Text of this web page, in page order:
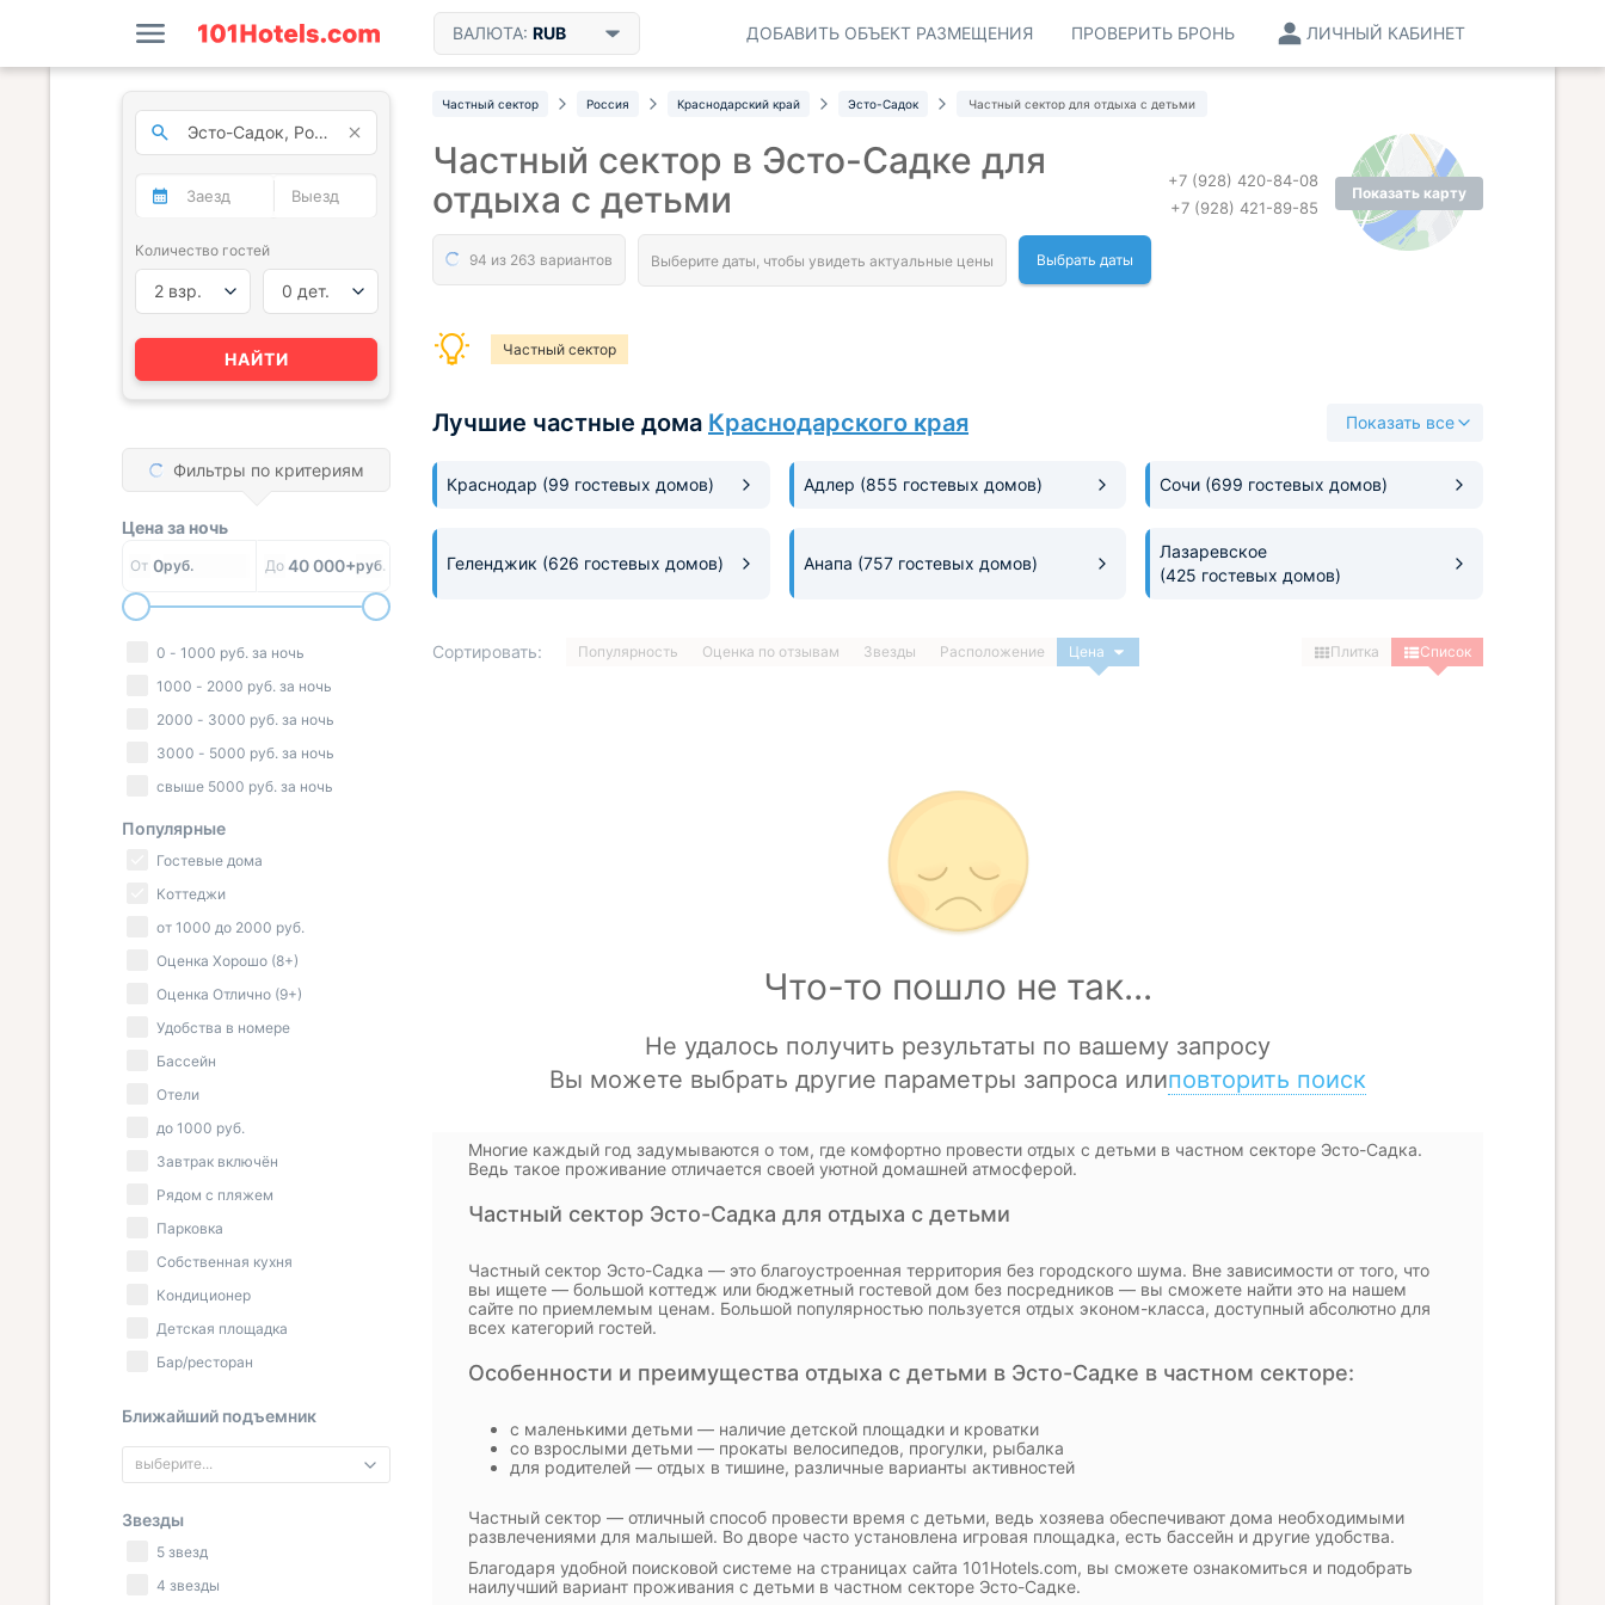
ВАЛЮТА: RUB ЛИЧНЫЙ КАБИНЕТ
ПРОВЕРИТЬ БРОНЬ
ДОБАВИТЬ ОБЪЕКТ РАЗМЕЩЕНИЯ
Частный сектор Россия Краснодарский край Эсто-Садок Частный сектор для отдыха с детьми
Показать карту
+7 (928) 420-84-08
+7 (928) 421-89-85
Частный сектор в Эсто-Садке для
отдыха с детьми
Выбрать даты
Частный сектор
Лучшие частные дома Краснодарского края Показать все
Краснодар (99 гостевых домов) Адлер (855 гостевых домов) Сочи (699 гостевых домов)
Геленджик (626 гостевых домов) Анапа (757 гостевых домов)
Лазаревское
(425 гостевых домов)
Сортировать: Популярность Оценка по отзывам Звезды Расположение Цена Плитка Список
Многие каждый год задумываются о том, где комфортно провести отдых с детьми в частном секторе Эсто-Садка.
Ведь такое проживание отличается своей уютной домашней атмосферой.
Частный сектор Эсто-Садка для отдыха с детьми
Частный сектор Эсто-Садка — это благоустроенная территория без городского шума. Вне зависимости от того, что
вы ищете — большой коттедж или бюджетный гостевой дом без посредников — вы сможете найти это на нашем
сайте по приемлемым ценам. Большой популярностью пользуется отдых эконом-класса, доступный абсолютно для
всех категорий гостей.
Особенности и преимущества отдыха с детьми в Эсто-Садке в частном секторе:
с маленькими детьми — наличие детской площадки и кроватки
со взрослыми детьми — прокаты велосипедов, прогулки, рыбалка
для родителей — отдых в тишине, различные варианты активностей
Частный сектор — отличный способ провести время с детьми, ведь хозяева обеспечивают дома необходимыми
развлечениями для малышей. Во дворе часто установлена игровая площадка, есть бассейн и другие удобства.
Благодаря удобной поисковой системе на страницах сайта 101Hotels.com, вы сможете ознакомиться и подобрать
наилучший вариант проживания с детьми в частном секторе Эсто-Садке.
Количество гостей
2 взр. 0 дет.
НАЙТИ
Фильтры по критериям
Цена за ночь
От 0руб. До 40 000+руб.
0 - 1000 руб. за ночь
1000 - 2000 руб. за ночь
2000 - 3000 руб. за ночь
3000 - 5000 руб. за ночь
свыше 5000 руб. за ночь
Популярные
Гостевые дома
Коттеджи
от 1000 до 2000 руб.
Оценка Хорошо (8+)
Оценка Отлично (9+)
Удобства в номере
Бассейн
Отели
до 1000 руб.
Завтрак включён
Рядом с пляжем
Парковка
Собственная кухня
Кондиционер
Детская площадка
Бар/ресторан
Ближайший подъемник
выберите...
Звезды
5 звезд
4 звезды